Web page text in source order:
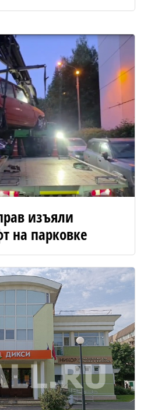
изъяли
на парковке